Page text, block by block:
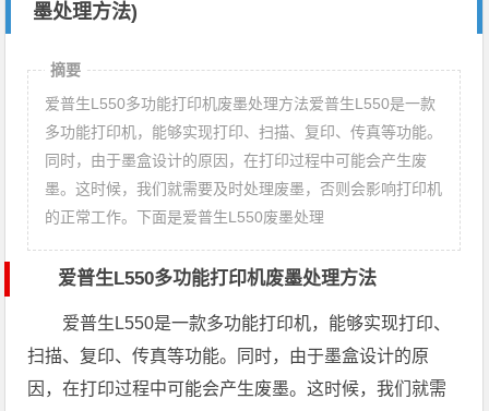
墨处理方法)
摘要
爱普生L550多功能打印机废墨处理方法爱普生L550是一款
多功能打印机，能够实现打印、扫描、复印、传真等功能。
同时，由于墨盒设计的原因，在打印过程中可能会产生废
墨。这时候，我们就需要及时处理废墨，否则会影响打印机
的正常工作。下面是爱普生L550废墨处理
爱普生L550多功能打印机废墨处理方法
爱普生L550是一款多功能打印机，能够实现打印、
扫描、复印、传真等功能。同时，由于墨盒设计的原
因，在打印过程中可能会产生废墨。这时候，我们就需